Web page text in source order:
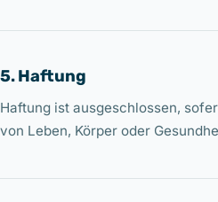
5. Haftung
Haftung ist ausgeschlossen,
von Leben, Körper oder